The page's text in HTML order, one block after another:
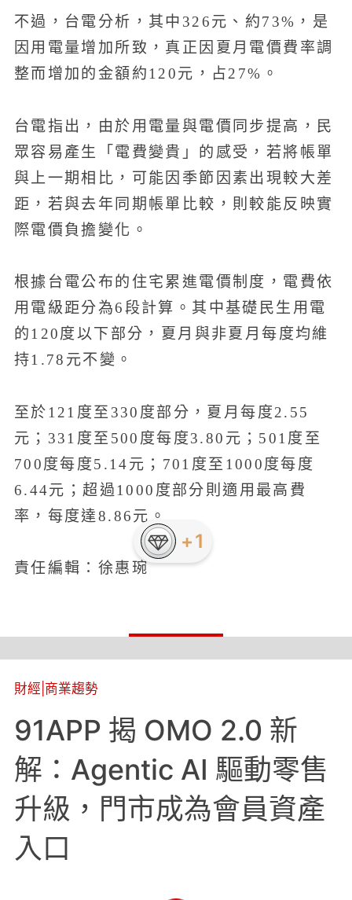
不過，台電分析，其中326元、約73%，是
因用電量增加所致，真正因夏月電價費率調
整而增加的金額約120元，占27%。
台電指出，由於用電量與電價同步提高，民
眾容易產生「電費變貴」的感受，若將帳單
與上一期相比，可能因季節因素出現較大差
距，若與去年同期帳單比較，則較能反映實
際電價負擔變化。
根據台電公布的住宅累進電價制度，電費依
用電級距分為6段計算。其中基礎民生用電
的120度以下部分，夏月與非夏月每度均維
持1.78元不變。
至於121度至330度部分，夏月每度2.55
元；331度至500度每度3.80元；501度至
700度每度5.14元；701度至1000度每度
6.44元；超過1000度部分則適用最高費
率，每度達8.86元。
責任編輯：徐惠琬
財經 商業趨勢
91APP 揭 OMO 2.0 新
解：Agentic AI 驅動零售
升級，門市成為會員資產
入口